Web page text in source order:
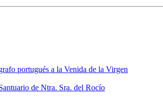
portugués a la Venida de la Virgen
de Ntra. Sra. del Rocío